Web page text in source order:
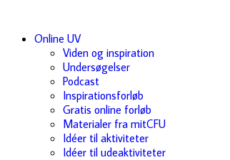
Online UV
Viden og inspiration
Undersøgelser
Podcast
Inspirationsforløb
Gratis online forløb
Materialer fra mitCFU
Idéer til aktiviteter
Idéer til udeaktiviteter